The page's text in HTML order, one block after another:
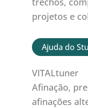
projetos e
Ajuda do
VITALtuner
Afinação,
afinações